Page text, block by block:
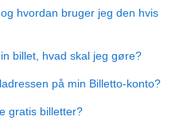
hvordan bruger jeg den hvis
billet, hvad skal jeg gøre?
på min Billetto-konto?
gratis billetter?